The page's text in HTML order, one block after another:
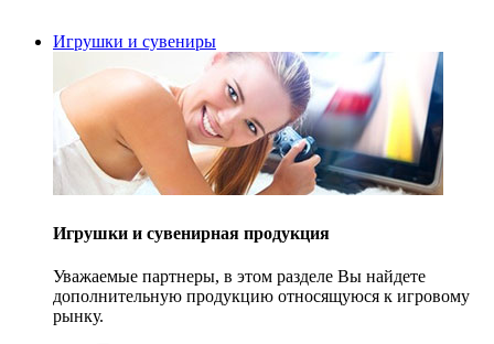
Игрушки и сувениры
Игрушки и сувенирная продукция
Уважаемые партнеры, в этом разделе Вы найдете
дополнительную продукцию относящуюся к игровому
рынку.